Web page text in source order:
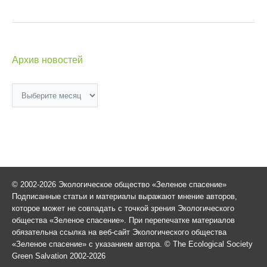
Архив новостей
новостей
© 2002-2026 Экологическое общество «Зеленое спасение»
Подписанные статьи и материалы выражают мнение авторов,
которое может не совпадать с точкой зрения Экологического
общества «Зеленое спасение». При перепечатке материалов
обязательна ссылка на веб-сайт Экологического общества
«Зеленое спасение» с указанием автора. © The Ecological Society
Green Salvation 2002-2026